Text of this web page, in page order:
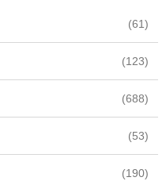
(61)
(123)
(688)
(53)
(190)